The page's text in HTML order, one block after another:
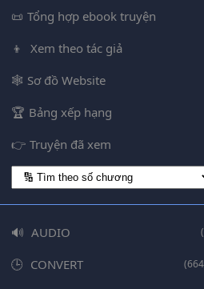
Tổng hợp ebook truyện
Xem theo tác giả
Sơ đồ Website
Bảng xếp hạng
Truyện đã xem
AUDIO
CONVERT